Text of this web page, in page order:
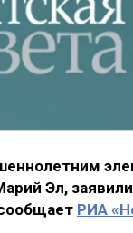
Эл,
РИА